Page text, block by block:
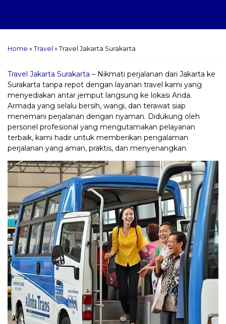
Home » Travel » Travel Jakarta Surakarta
Travel Jakarta Surakarta – Nikmati perjalanan dari Jakarta ke
Surakarta tanpa repot dengan layanan travel kami yang
menyediakan antar jemput langsung ke lokasi Anda.
Armada yang selalu bersih, wangi, dan terawat siap
menemani perjalanan dengan nyaman. Didukung oleh
personel profesional yang mengutamakan pelayanan
terbaik, kami hadir untuk memberikan pengalaman
perjalanan yang aman, praktis, dan menyenangkan.